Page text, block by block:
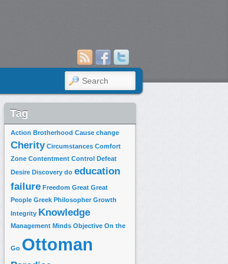
SEARCH
avant
Tag
Action Brotherhood Cause change
Cherity Circumstances Comfort
Zone Contentment Control
Defeat
Desire Discovery do education
failure Freedom Great Great
People Greek Philosopher Growth
Integrity Knowledge
Management Minds Objective On the
Go Ottoman